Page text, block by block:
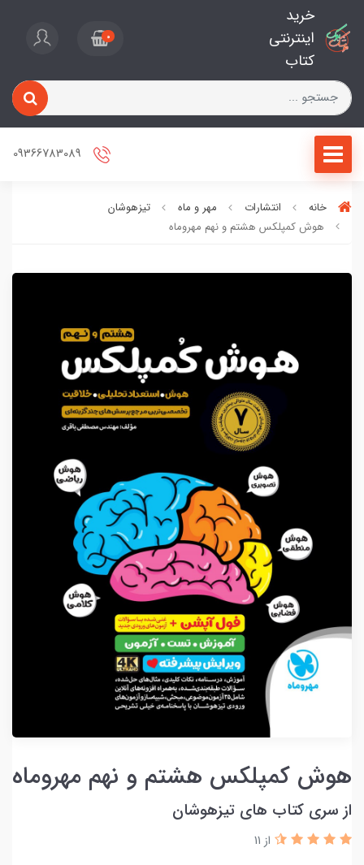
خرید
اینترنتی
کتاب
0
خانه انتشارات مهر و ماه
تیزهوشان
هوش کمپلکس هشتم و نهم مهروماه
هوش کمپلکس هشتم و نهم مهروماه
از سری کتاب های تیزهوشان
از 11